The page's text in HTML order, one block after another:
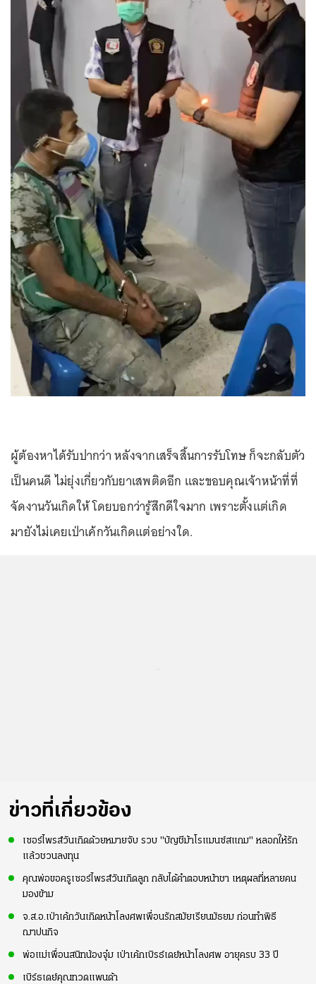
ผู้ต้องหาได้รับปากว่า หลังจากเสร็จสิ้นการรับโทษ ก็จะกลับตัว
เป็นคนดี ไม่ยุ่งเกี่ยวกับยาเสพติดอีก และขอบคุณเจ้าหน้าที่ที่
จัดงานวันเกิดให้ โดยบอกว่ารู้สึกดีใจมาก เพราะตั้งแต่เกิด
มายังไม่เคยเป่าเค้กวันเกิดแต่อย่างใด.
ข่าวที่เกี่ยวข้อง
เซอร์ไพรส์วันเกิดด้วยหมายจับ รวบ "บัญชีม้าโรแมนซ์สแกม" หลอกให้รัก
แล้วชวนลงทุน
คุณพ่อขอครูเซอร์ไพรส์วันเกิดลูก กลับได้คำตอบหน้าชา เหตุผลที่หลายคน
มองข้าม
จ.ส.อ.เป่าเค้กวันเกิดหน้าโลงศพเพื่อนรักสมัยเรียนมัธยม ก่อนทำพิธี
ฌาปนกิจ
พ่อแม่เพื่อนสนิทน้องจุ๋ม เป่าเค้กเบิรธ์เดย์หน้าโลงศพ อายุครบ 33 ปี
เบิร์ธเดย์คุณทวดแพนด้า